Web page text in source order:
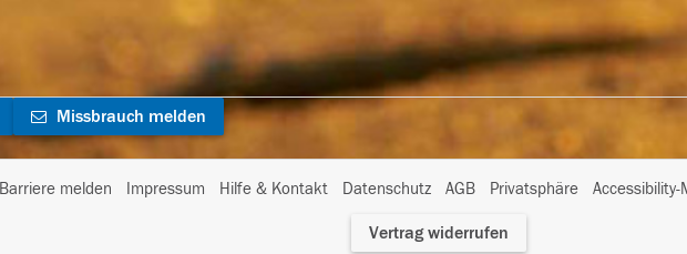
Missbrauch melden
Barriere melden Impressum Hilfe & Kontakt Datenschutz AGB Privatsphäre
I
Vertrag widerrufen